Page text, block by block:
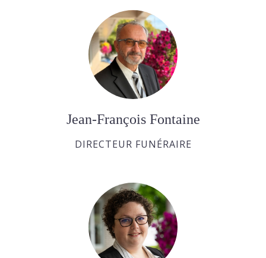
Jean-François Fontaine
DIRECTEUR FUNÉRAIRE